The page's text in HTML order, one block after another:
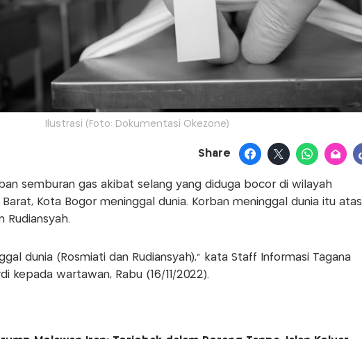
Ilustrasi (Foto: Dokumentasi Okezone)
Share
semburan gas akibat selang yang diduga bocor di wilayah
Kota Bogor meninggal dunia. Korban meninggal dunia itu atas
Rudiansyah.
dunia (Rosmiati dan Rudiansyah)," kata Staff Informasi Tagana
kepada wartawan, Rabu (16/11/2022).